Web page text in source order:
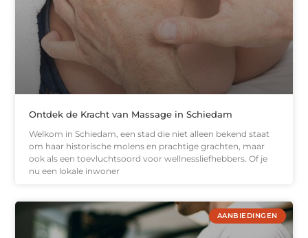
Ontdek de Kracht van Massage in Schiedam
Welkom in Schiedam, een stad die niet alleen bekend staat
om haar historische molens en prachtige grachten, maar
ook als een toevluchtsoord voor wellnessliefhebbers. Of je
nu een lokale inwoner
AANBIEDINGEN